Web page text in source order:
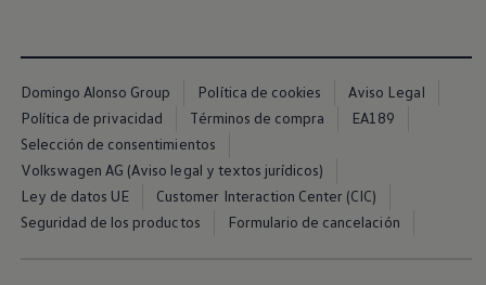
Domingo Alonso Group Política de cookies
Aviso Legal
Política de privacidad
Términos de compra
EA189
Selección de consentimientos
Volkswagen AG (Aviso legal y textos jurídicos)
Ley de datos UE
Customer Interaction Center (CIC)
Seguridad de los productos
Formulario de cancelación